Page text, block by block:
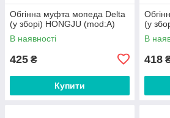
Обгінна муфта мопеда Delta
(у зборі) HONGJU (mod:A)
В наявності
425 ₴
Купити
(у
В
418